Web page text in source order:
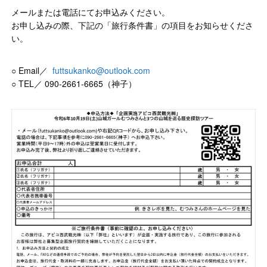
メールまたは電話にてお申込みください。
お申し込みの際、下記の「旅行条件書」の項目をお知らせくださ
い。
○ Email／ futtsukanko@outlook.com
○ TEL／ 090-2661-6665（神子）